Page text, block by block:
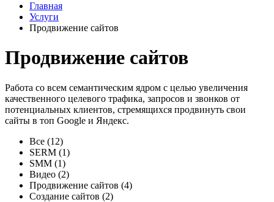
Главная
Услуги
Продвижение сайтов
Продвижение сайтов
Работа со всем семантическим ядром с целью увеличения
качественного целевого трафика, запросов и звонков от
потенциальных клиентов, стремящихся продвинуть свои
сайты в топ Google и Яндекс.
Все (12)
SERM (1)
SMM (1)
Видео (2)
Продвижение сайтов (4)
Создание сайтов (2)